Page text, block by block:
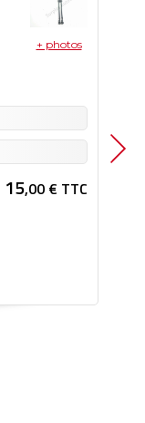
+ photos
15,00 € TTC